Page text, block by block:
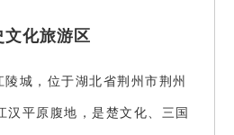
化旅游区
城，位于湖北省荆州市荆州
汉平原腹地，是楚文化、三国